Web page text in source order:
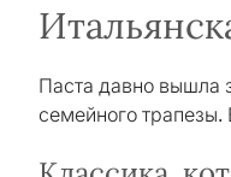
Паста давно вышла
семейного